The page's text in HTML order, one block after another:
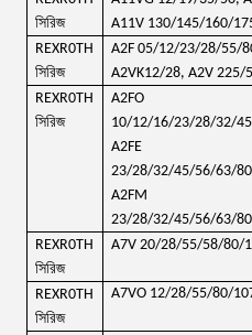
সিরিজ
A11V 130/145/160/
REXR0TH
সিরিজ
A2F 05/12/23/28/55/
A2VK12/28, A2V 225/
REXR0TH
সিরিজ
A2FO
10/12/16/23/28/32/
A2FE
23/28/32/45/56/63/
A2FM
23/28/32/45/56/63/
REXR0TH
সিরিজ
A7V 20/28/55/58/80/
REXR0TH
সিরিজ
A7VO 12/28/55/80/